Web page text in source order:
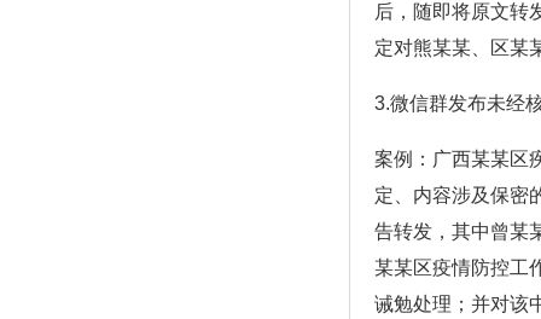
后，随即将原文转
定对熊某某、区某
3.微信群发布未经
案例：广西某某区
定、内容涉及保密
告转发，其中曾某
某某区疫情防控工
诫勉处理；并对该